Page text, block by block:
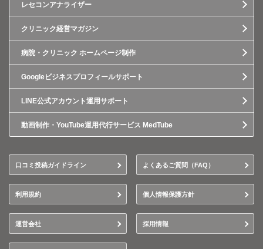
レセコンアナライザー
クリニック経営マガジン
病院・クリニック ホームページ制作
Googleビジネスプロフィールサポート
LINE公式アカウント運用サポート
動画制作・YouTube運用代行サービス MedTube
口コミ投稿ガイドライン よくあるご質問（FAQ）
利用規約 個人情報保護方針
運営会社 採用情報